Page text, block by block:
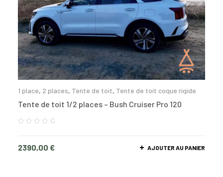
1 place, 2 places, Tente de toit, Tente de toit coque rigide
Tente de toit 1/2 places – Bush Cruiser Pro 120
2390,00 € AJOUTER AU PANIER